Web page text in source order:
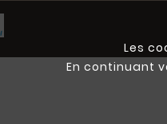
Les
En continuant